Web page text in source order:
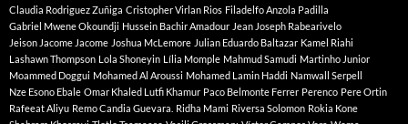
Claudia Rodriguez Zuñiga Cristopher Virlan Rios Filadelfo Anzola Padilla
Gabriel Mwene Okoundji Hussein Bachir Amadour Jean Joseph Rabearivelo
Jeison Jacome Jacome Joshua McLemore Julian Eduardo Baltazar Kamel Riahi
Lashawn Thompson Lola Shoneyin Lília Momple Mahmud Samudi Martinho Junior
Moammed Doggui Mohamed Al Aroussi Mohamed Lamin Haddi Namwall Serpell
Nze Esono Ebale Omar Khaled Lutfi Khamur Paco Belmonte Ferrer Perenco Pere Ortin
Rafeeat Aliyu Remo Candia Guevara. Ridha Mami Riversa Solomon Rokia Kone